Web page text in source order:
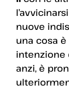
nuove
una cosa
intenzione
anzi, è